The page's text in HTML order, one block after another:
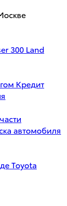
300 Land
Кредит
автомобиля
Toyota